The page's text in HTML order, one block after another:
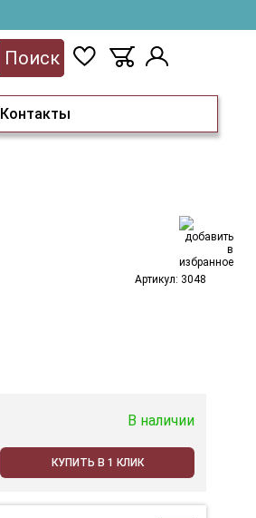
Контакты
Поиск
Артикул: 3048
В наличии
КУПИТЬ В 1 КЛИК